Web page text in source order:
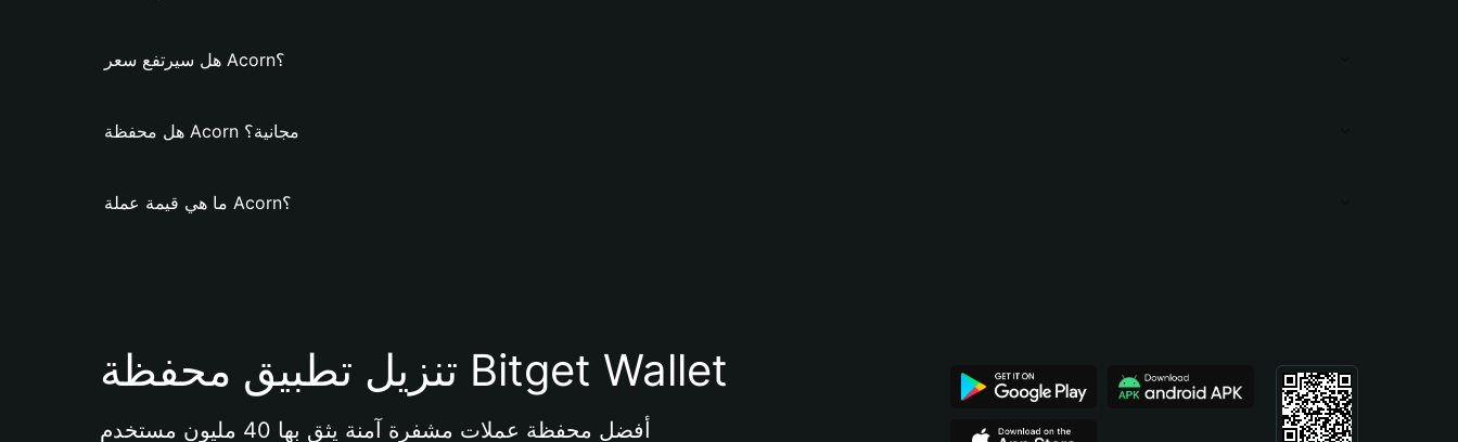
هل سيرتفع سعر Acorn؟
هل محفظة Acorn مجانية؟
ما هي قيمة عملة Acorn؟
تنزيل تطبيق محفظة Bitget Wallet
أفضل محفظة عملات مشفرة آمنة يثق بها 40 مليون مستخدم